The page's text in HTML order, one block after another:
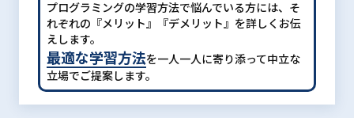
プログラミングの学習方法で悩んでいる方には、 そ
れぞれの『メリット』『デメリット』を詳しくお伝
えします。
最適な学習方法を一人一人に寄り添って中立な
立場でご提案します。